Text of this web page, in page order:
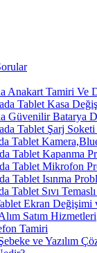
Anakart Tamiri Ve
Tablet Kasa
Güvenilir Batarya
Tablet Şarj
Tablet
Tablet Kapanma
Tablet Mikrofon
Tablet Isınma
Tablet Sıvı
Ekran
Satım Hizmetleri
Tamiri
ve Yazılım